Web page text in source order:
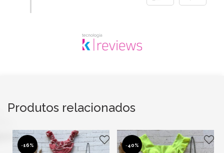
Produtos relacionados
-16% -40%